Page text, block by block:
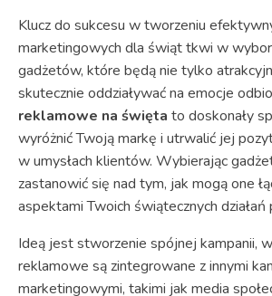
Klucz do sukcesu w tworzeniu
marketingowych dla świąt tkwi w
gadżetów, które będą nie tylko
skutecznie oddziaływać na emocje
reklamowe na święta to doskonały
wyróżnić Twoją markę i utrwalić jej
w umysłach klientów. Wybierając
zastanowić się nad tym, jak mogą one
aspektami Twoich świątecznych działań
Ideą jest stworzenie spójnej kampanii,
reklamowe są zintegrowane z innymi
marketingowymi, takimi jak media